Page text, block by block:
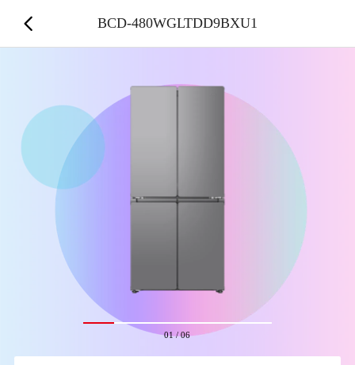
01/06
BCD-480WGLTDD9BXU1